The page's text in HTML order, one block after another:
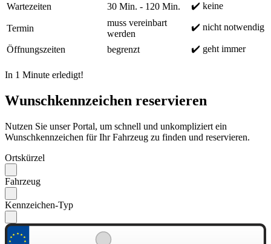
Wartezeiten
30 Min. - 120 Min. ✔️ keine
Termin
muss vereinbart
werden
✔️ nicht notwendig
Öffnungszeiten begrenzt ✔️ geht immer
In 1 Minute erledigt!
Wunschkennzeichen reservieren
Nutzen Sie unser Portal, um schnell und unkompliziert ein
Wunschkennzeichen für Ihr Fahrzeug zu finden und reservieren.
Ortskürzel
Fahrzeug
Kennzeichen-Typ